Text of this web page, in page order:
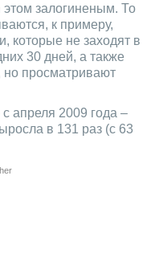
этом залогиненым. То
к примеру,
которые не заходят в
30 дней, а также
но просматривают
апреля 2009 года –
в 131 раз (с 63